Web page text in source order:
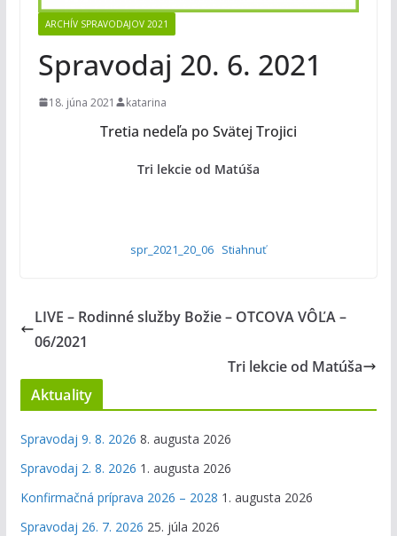
ARCHÍV SPRAVODAJOV 2021
Spravodaj 20. 6. 2021
18. júna 2021 katarina
Tretia nedeľa po Svätej Trojici
Tri lekcie od Matúša
spr_2021_20_06 Stiahnuť
LIVE – Rodinné služby Božie – OTCOVA VÔĽA –
06/2021
Tri lekcie od Matúša
Aktuality
Spravodaj 9. 8. 2026 8. augusta 2026
Spravodaj 2. 8. 2026 1. augusta 2026
Konfirmačná príprava 2026 – 2028 1. augusta 2026
Spravodaj 26. 7. 2026 25. júla 2026